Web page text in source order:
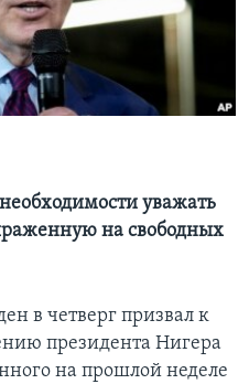
уважать
на свободных
в четверг призвал к
президента Нигера
на прошлой неделе